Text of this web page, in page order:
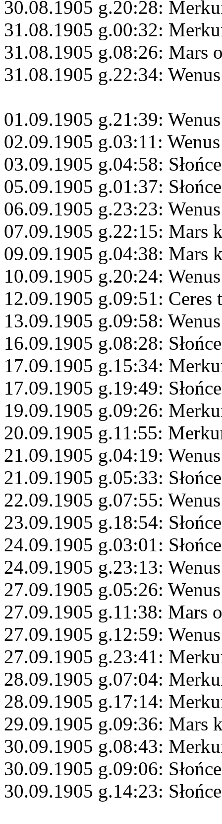
30.08.1905 g.20:28:
31.08.1905 g.00:32:
31.08.1905 g.08:26: Mars
31.08.1905 g.22:34:
01.09.1905 g.21:39:
02.09.1905 g.03:11:
03.09.1905 g.04:58:
05.09.1905 g.01:37:
06.09.1905 g.23:23:
07.09.1905 g.22:15: Mars
09.09.1905 g.04:38: Mars
10.09.1905 g.20:24:
12.09.1905 g.09:51: Ceres
13.09.1905 g.09:58:
16.09.1905 g.08:28:
17.09.1905 g.15:34:
17.09.1905 g.19:49:
19.09.1905 g.09:26:
20.09.1905 g.11:55:
21.09.1905 g.04:19:
21.09.1905 g.05:33:
22.09.1905 g.07:55:
23.09.1905 g.18:54:
24.09.1905 g.03:01:
24.09.1905 g.23:13:
27.09.1905 g.05:26:
27.09.1905 g.11:38: Mars
27.09.1905 g.12:59:
27.09.1905 g.23:41:
28.09.1905 g.07:04:
28.09.1905 g.17:14:
29.09.1905 g.09:36: Mars
30.09.1905 g.08:43:
30.09.1905 g.09:06:
30.09.1905 g.14:23: